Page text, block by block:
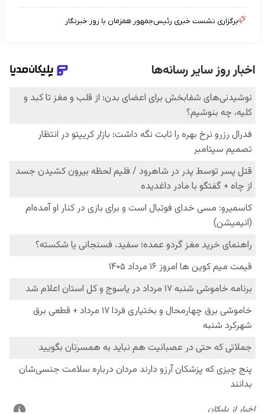
برگزاری نشست خبری رئیس‌جمهور همزمان با روز خبرنگار